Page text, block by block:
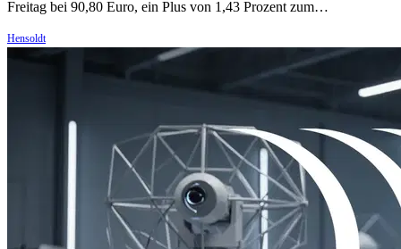
Freitag bei 90,80 Euro, ein Plus von 1,43 Prozent zum…
Hensoldt